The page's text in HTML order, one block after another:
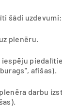
šādi uzdevumi:
plenēru.
afišas).
darbu